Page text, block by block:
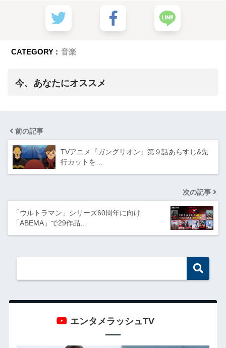
CATEGORY : 音楽
今、あなたにオススメ
前の記事
TVアニメ『ガングリオン』第９話あらすじ&先
行カットを…
次の記事
「ウルトラマン」シリーズ60周年に向け
「ABEMA」で29作品…
エンタメラッシュTV